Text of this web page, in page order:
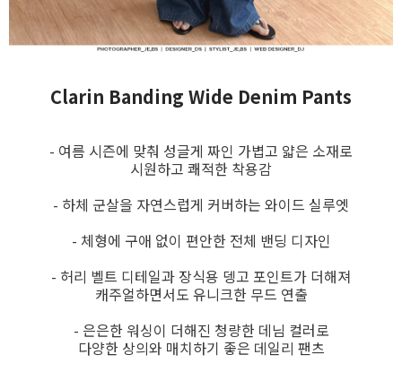
Clarin Banding Wide Denim Pants
- 여름 시즌에 맞춰 성글게 짜인 가볍고 얇은 소재로
시원하고 쾌적한 착용감
- 하체 군살을 자연스럽게 커버하는 와이드 실루엣
- 체형에 구애 없이 편안한 전체 밴딩 디자인
- 허리 벨트 디테일과 장식용 뎅고 포인트가 더해져
캐주얼하면서도 유니크한 무드 연출
- 은은한 워싱이 더해진 청량한 데님 컬러로
다양한 상의와 매치하기 좋은 데일리 팬츠